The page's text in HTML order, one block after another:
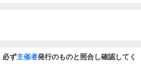
必ず主催者発行のものと照合し確認してく